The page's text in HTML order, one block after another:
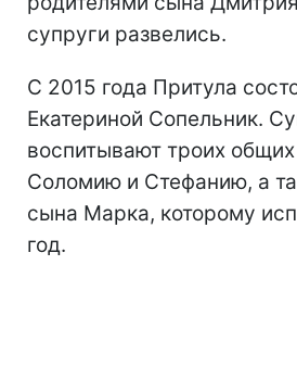
супруги развелись.
С 2015 года Притула
Екатериной Сопельник.
воспитывают троих
Соломию и Стефанию, а
сына Марка, которому
год.